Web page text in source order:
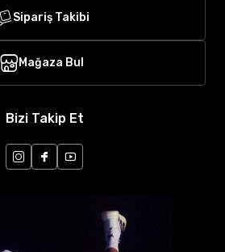
Sipariş Takibi
Mağaza Bul
Bizi Takip Et